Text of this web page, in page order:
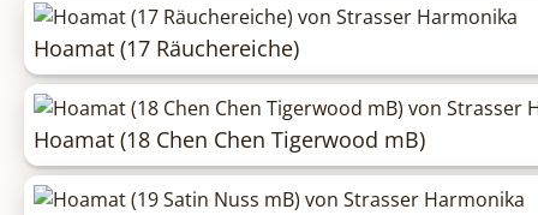
Hoamat (17 Räuchereiche)
Hoamat (18 Chen Chen Tigerwood mB)